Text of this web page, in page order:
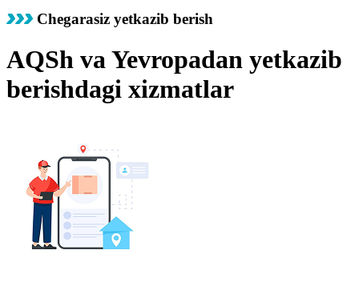
Chegarasiz yetkazib berish
AQSh va Yevropadan yetkazib
berishdagi xizmatlar